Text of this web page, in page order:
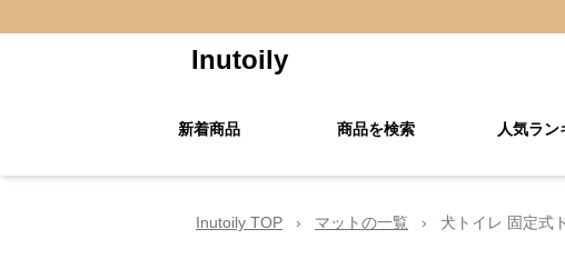
Inutoily
新着商品 商品を検索 人気ラン
Inutoily TOP › マットの一覧 › 犬トイレ 固定式